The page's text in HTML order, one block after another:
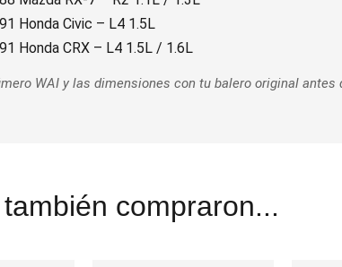
Honda Civic – L4 1.5L
Honda CRX – L4 1.5L / 1.6L
WAI y las dimensiones con tu balero original
compraron...